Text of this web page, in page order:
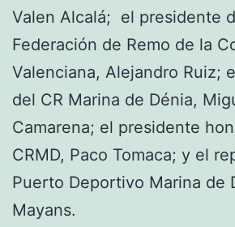
Valen Alcalá; el presidente
Federación de Remo de la
Valenciana, Alejandro Ruiz;
del CR Marina de Dénia,
Camarena; el presidente
CRMD, Paco Tomaca; y el
Puerto Deportivo Marina de
Mayans.